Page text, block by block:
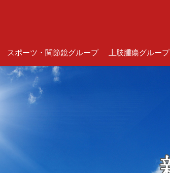
スポーツ・関節鏡グループ 上肢腫瘍グループ